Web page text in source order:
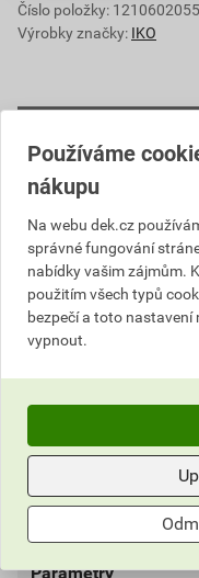
Číslo položky: 1210602055
Výrobky značky: IKO
Hřebíky se speciálně
Armourglass,
jednovrstvých
dostatečnou
domečků). Dřík
což zabraňuje
Aktuální prodejní
777,84 Kč
Parametry
Používáme
nákupu
Na webu dek.cz
správné fungování
nabídky vašim zájmům.
použitím všech typů
bezpečí a toto nastavení
vypnout.